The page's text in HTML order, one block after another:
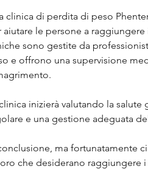
clinica di perdita di peso
aiutare le persone a
sono gestite da
e offrono una supervisione
inizierà valutando la
e una gestione adeguata
ma fortunatamente
che desiderano raggiungere